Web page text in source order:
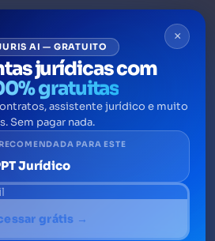
desafio do líder é
líderes
da Liderança, o autor
o desafio da liderança
ou seja, desde o momento
×
AI — GRATUITO
jurídicas com
gratuitas
assistente jurídico e muito
Sem pagar nada.
PARA ESTE
Jurídico
grátis →